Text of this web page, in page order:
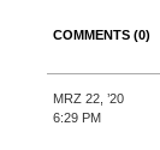
COMMENTS (0)
MRZ 22, ’20
6:29 PM